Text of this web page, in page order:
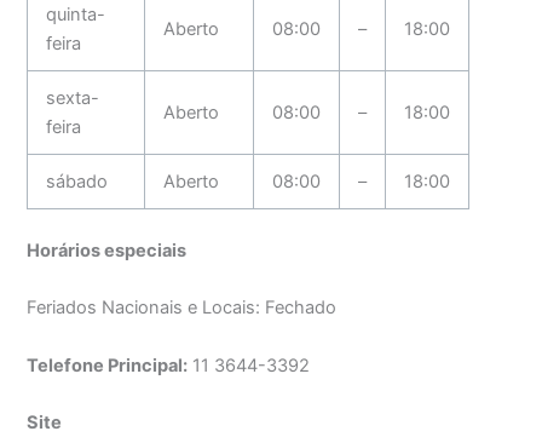
quinta-
feira
Aberto 08:00 – 18:00
sexta-
feira
Aberto 08:00 – 18:00
sábado Aberto 08:00 – 18:00
Horários especiais
Feriados Nacionais e Locais: Fechado
Telefone Principal: 11 3644-3392
Site